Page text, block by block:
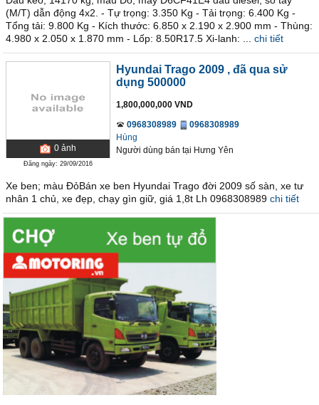
(M/T) dẫn động 4x2. - Tự trọng: 3.350 Kg - Tải trọng: 6.400 Kg -
Tổng tải: 9.800 Kg - Kích thước: 6.850 x 2.190 x 2.900 mm - Thùng:
4.980 x 2.050 x 1.870 mm - Lốp: 8.50R17.5 Xi-lanh: ...
chi tiết
0 ảnh
Đăng ngày: 29/09/2016
Hyundai Trago 2009 , đã qua sử
dụng 500000
1,800,000,000 VND
0968308989
0968308989
Hùng
Người dùng bán tại Hưng Yên
Xe ben; màu ĐỏBán xe ben Hyundai Trago đời 2009 số sàn, xe tư
nhân 1 chủ, xe đẹp, chạy gìn giữ, giá 1,8t Lh 0968308989 chi tiết